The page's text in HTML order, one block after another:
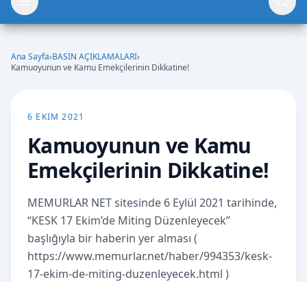
Ana Sayfa›BASIN AÇIKLAMALARI›
Kamuoyunun ve Kamu Emekçilerinin Dikkatine!
6 EKIM 2021
Kamuoyunun ve Kamu
Emekçilerinin Dikkatine!
MEMURLAR NET sitesinde 6 Eylül 2021 tarihinde,
“KESK 17 Ekim’de Miting Düzenleyecek”
başlığıyla bir haberin yer alması (
https://www.memurlar.net/haber/994353/kesk-
17-ekim-de-miting-duzenleyecek.html )